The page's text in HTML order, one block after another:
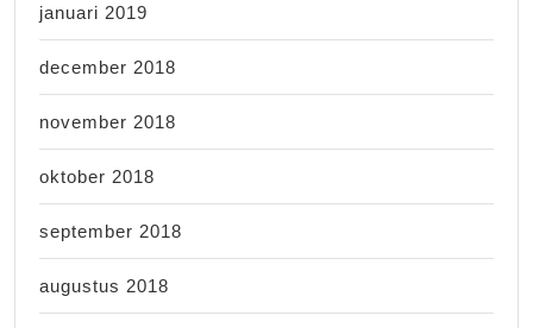
januari 2019
december 2018
november 2018
oktober 2018
september 2018
augustus 2018